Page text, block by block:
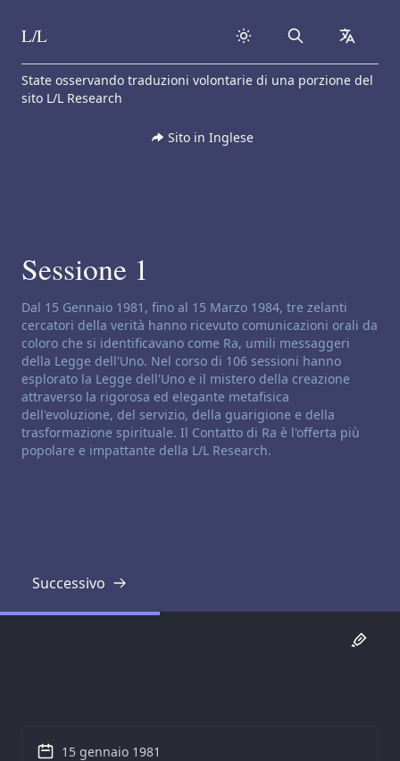
Skip to content
L/L Search
State osservando traduzioni volontarie di una porzione del
sito L/L Research
Sito in Inglese
Sessione 1
Disclaimer di canalizzazione:
Dal 15 Gennaio 1981, fino al 15 Marzo 1984, tre zelanti
cercatori della verità hanno ricevuto comunicazioni orali da
coloro che si identificavano come Ra, umili messaggeri
della Legge dell'Uno. Nel corso di 106 sessioni hanno
esplorato la Legge dell'Uno e il mistero della creazione
attraverso la rigorosa ed elegante metafisica
dell'evoluzione, del servizio, della guarigione e della
trasformazione spirituale. Il Contatto di Ra è l'offerta più
popolare e impattante della L/L Research.
Successivo
Trascrizione
15 gennaio 1981